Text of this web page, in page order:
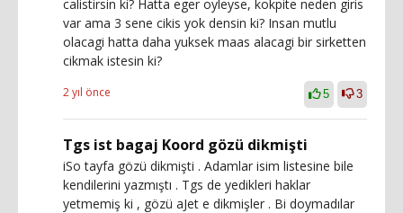
calistirsin ki? Hatta eger oyleyse, kokpite neden giris
var ama 3 sene cikis yok densin ki? Insan mutlu
olacagi hatta daha yuksek maas alacagi bir sirketten
cikmak istesin ki?
2 yıl önce 5 3
Tgs ist bagaj Koord gözü dikmişti
iSo tayfa gözü dikmişti . Adamlar isim listesine bile
kendilerini yazmıştı . Tgs de yedikleri haklar
yetmemiş ki , gözü aJet e dikmişler . Bi doymadılar